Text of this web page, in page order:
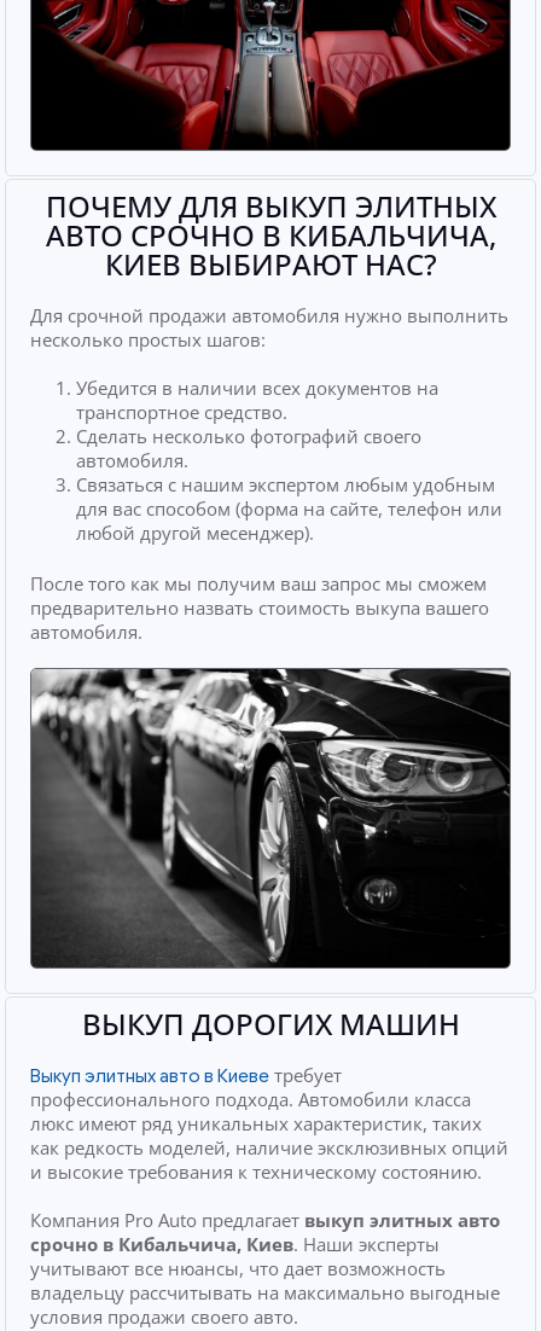
ПОЧЕМУ ДЛЯ ВЫКУП ЭЛИТНЫХ
АВТО СРОЧНО В КИБАЛЬЧИЧА,
КИЕВ ВЫБИРАЮТ НАС?
Для срочной продажи автомобиля нужно выполнить
несколько простых шагов:
Убедится в наличии всех документов на
транспортное средство.
Сделать несколько фотографий своего
автомобиля.
Связаться с нашим экспертом любым удобным
для вас способом (форма на сайте, телефон или
любой другой месенджер).
После того как мы получим ваш запрос мы сможем
предварительно назвать стоимость выкупа вашего
автомобиля.
ВЫКУП ДОРОГИХ МАШИН
Выкуп элитных авто в Киеве требует
профессионального подхода. Автомобили класса
люкс имеют ряд уникальных характеристик, таких
как редкость моделей, наличие эксклюзивных опций
и высокие требования к техническому состоянию.
Компания Pro Auto предлагает выкуп элитных авто
срочно в Кибальчича, Киев. Наши эксперты
учитывают все нюансы, что дает возможность
владельцу рассчитывать на максимально выгодные
условия продажи своего авто.